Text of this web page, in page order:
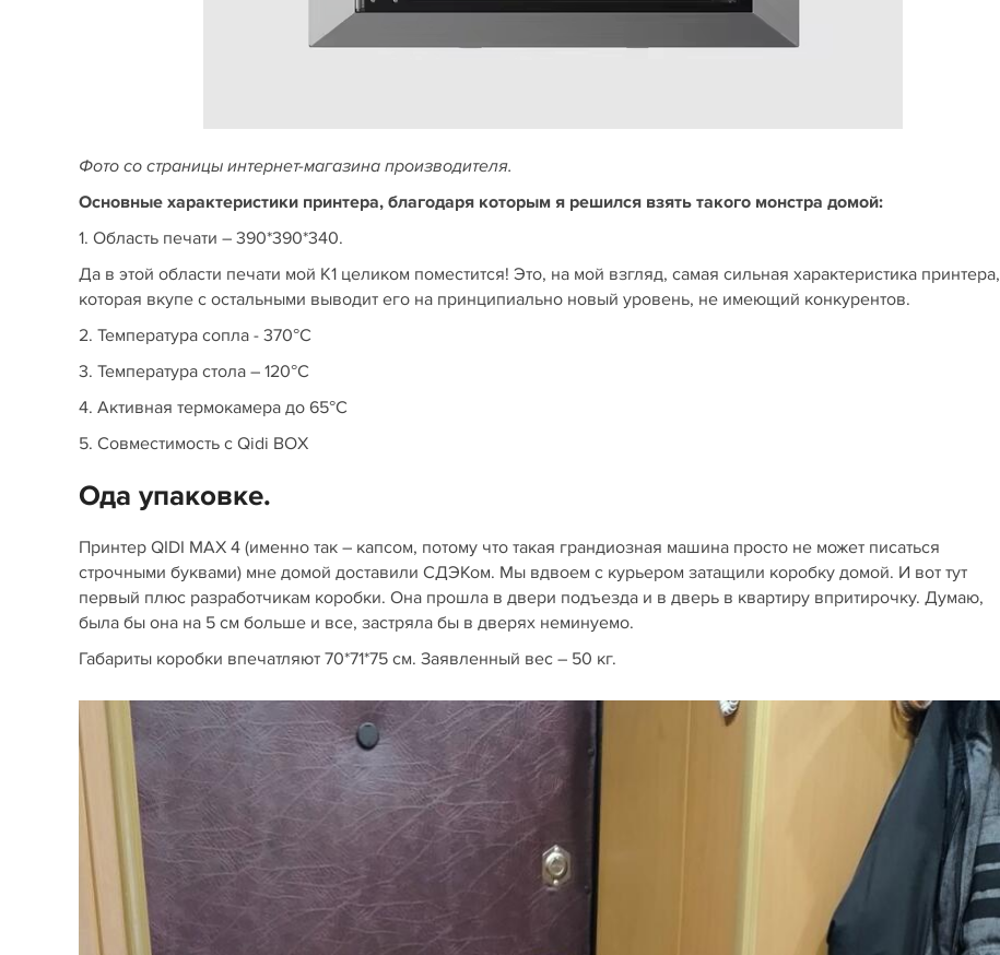
Фото со страницы интернет-магазина производителя.
Основные характеристики принтера, благодаря которым я решился взять такого монстра домой:
1. Область печати – 390*390*340.
Да в этой области печати мой К1 целиком поместится! Это, на мой взгляд, самая сильная характеристика принтера,
которая вкупе с остальными выводит его на принципиально новый уровень, не имеющий конкурентов.
2. Температура сопла - 370°C
3. Температура стола – 120°C
4. Активная термокамера до 65°C
5. Совместимость c Qidi BOX
Ода упаковке.
Принтер QIDI MAX 4 (именно так – капсом, потому что такая грандиозная машина просто не может писаться
строчными буквами) мне домой доставили СДЭКом. Мы вдвоем с курьером затащили коробку домой. И вот тут
первый плюс разработчикам коробки. Она прошла в двери подъезда и в дверь в квартиру впритирочку. Думаю,
была бы она на 5 см больше и все, застряла бы в дверях неминуемо.
Габариты коробки впечатляют 70*71*75 см. Заявленный вес – 50 кг.